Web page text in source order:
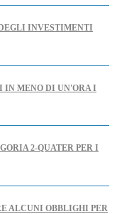
INVESTIMENTI
IN MENO DI UN'ORA I
2-QUATER PER I
ALCUNI OBBLIGHI PER